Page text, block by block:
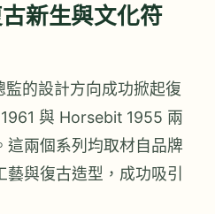
新生與文化符
的設計方向成功掀起復
與 Horsebit 1955 兩
這兩個系列均取材自品牌
與復古造型，成功吸引